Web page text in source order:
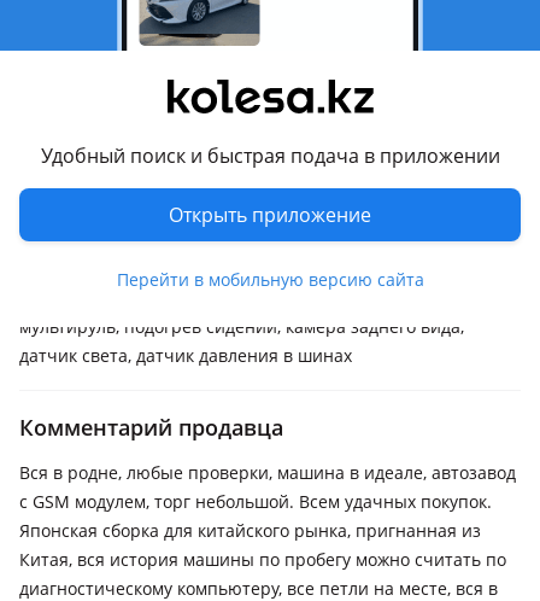
Удобный поиск и быстрая подача в приложении
Открыть приложение
Перейти в мобильную версию сайта
Коробка передач
Привод
Передний привод
Слева
Растаможен в Казахстане
Да
люк , кожа , bluetooth , ГУР, ABS, SRS, спортивный режим,
бесключевой доступ, полный электропакет, климат-
контроль, круиз-контроль, бортовой компьютер,
мультируль, подогрев сидений, камера заднего вида,
датчик света, датчик давления в шинах
Комментарий продавца
Вся в родне, любые проверки, машина в идеале, автозавод
с GSM модулем, торг небольшой. Всем удачных покупок.
Японская сборка для китайского рынка, пригнанная из
Китая, вся история машины по пробегу можно считать по
диагностическому компьютеру, все петли на месте, вся в